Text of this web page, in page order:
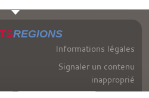
REGIONS
Informations légales
Signaler un contenu
inapproprié